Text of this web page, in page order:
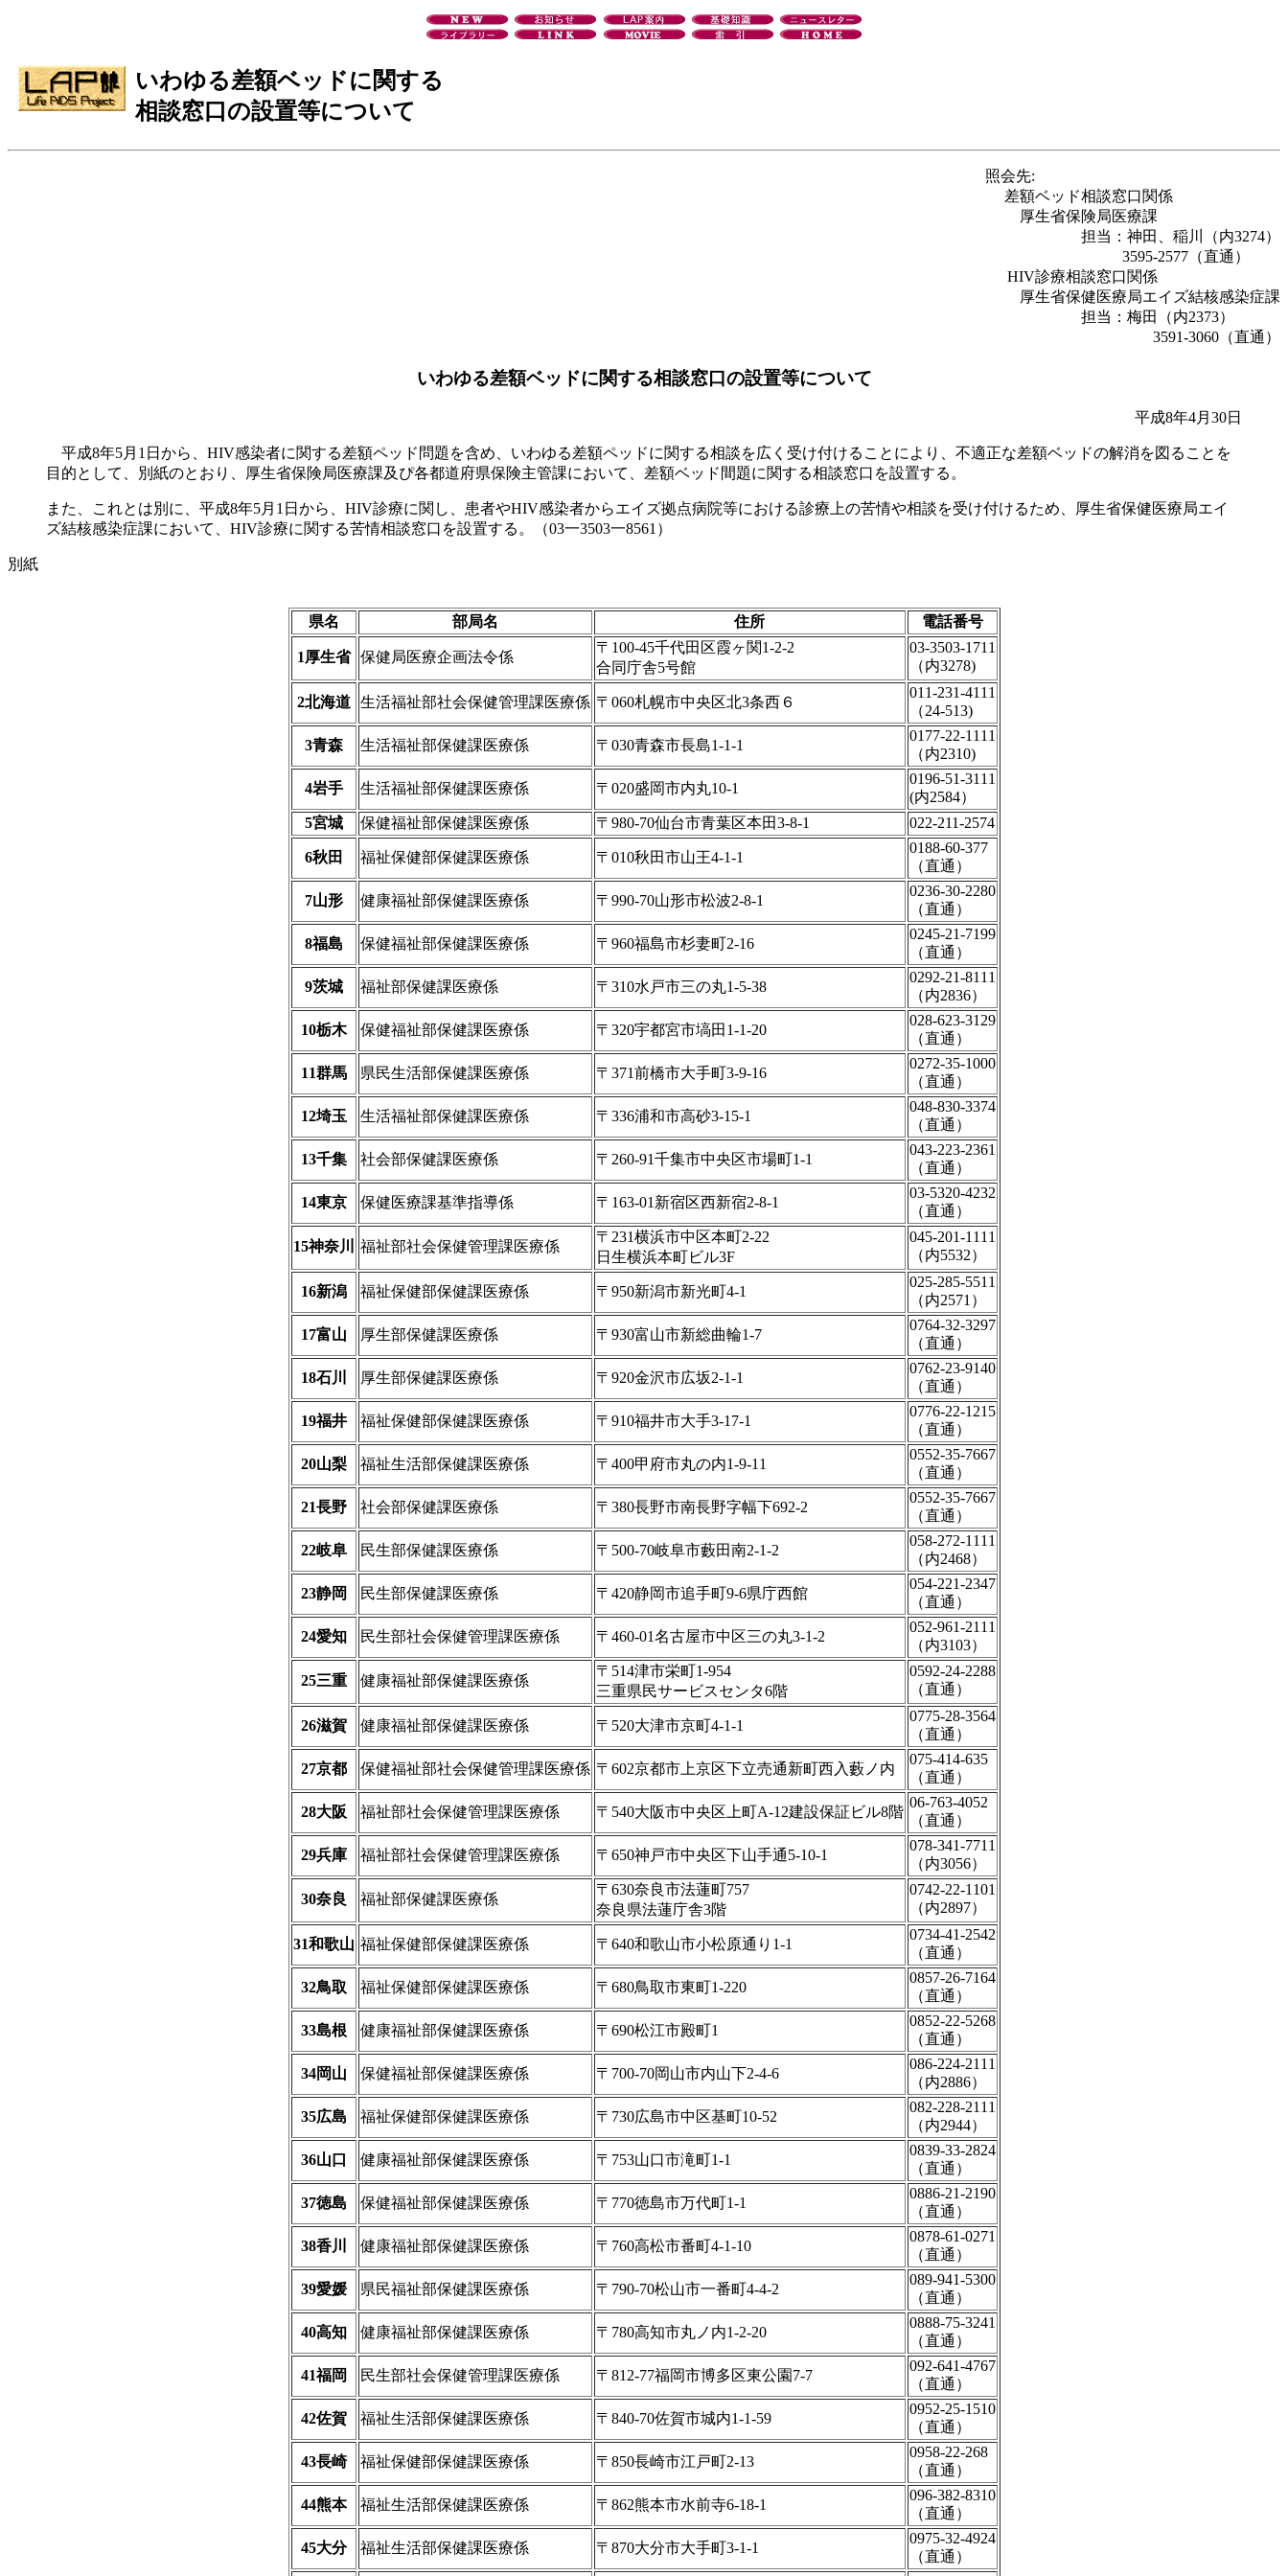
いわゆる差額ベッドに関する
相談窓口の設置等について
照会先:
差額ベッド相談窓口関係
厚生省保険局医療課
担当：神田、稲川（内3274）
3595‐2577（直通）
HIV診療相談窓口関係
厚生省保健医療局エイズ結核感染症課
担当：梅田（内2373）
3591‐3060（直通）
いわゆる差額ベッドに関する相談窓口の設置等について
平成8年4月30日
平成8年5月1日から、HIV感染者に関する差額ペッド問題を含め、いわゆる差額ペッドに関する相談を広く受け付けることにより、不適正な差額ベッドの解消を図ることを
目的として、別紙のとおり、厚生省保険局医療課及ぴ各都道府県保険主管課において、差額ベッド間題に関する相談窓口を設置する。
また、これとは別に、平成8年5月1日から、HIV診療に関し、患者やHIV感染者からエイズ拠点病院等における診療上の苦情や相談を受け付けるため、厚生省保健医療局エイ
ズ結核感染症課において、HIV診療に関する苦情相談窓口を設置する。（03一3503一8561）
別紙
県名 部局名 住所 電話番号
1厚生省 保健局医療企画法令係
〒100-45千代田区霞ヶ関1-2-2
合同庁舎5号館
03-3503-1711
（内3278)
2北海道 生活福祉部社会保健管理課医療係 〒060札幌市中央区北3条西６
011-231-4111
（24-513)
3青森 生活福祉部保健課医療係 〒030青森市長島1-1-1
0177-22-1111
（内2310)
4岩手 生活福祉部保健課医療係 〒020盛岡市内丸10-1
0196-51-3111
(内2584）
5宮城
保健福祉部保健課医療係 〒980-70仙台市青葉区本田3-8-1 022-211-2574
6秋田 福祉保健部保健課医療係 〒010秋田市山王4-1-1
0188-60-377
（直通）
7山形 健康福祉部保健課医療係 〒990-70山形市松波2-8-1
0236-30-2280
（直通）
8福島 保健福祉部保健課医療係 〒960福島市杉妻町2-16
0245-21-7199
（直通）
9茨城 福祉部保健課医療係 〒310水戸市三の丸1-5-38
0292-21-8111
（内2836）
10栃木 保健福祉部保健課医療係 〒320宇都宮市塙田1-1-20
028-623-3129
（直通）
11群馬 県民生活部保健課医療係 〒371前橋市大手町3-9-16
0272-35-1000
（直通）
12埼玉 生活福祉部保健課医療係 〒336浦和市高砂3-15-1
048-830-3374
（直通）
13千集 社会部保健課医療係 〒260-91千集市中央区市場町1-1
043-223-2361
（直通）
14東京 保健医療課基準指導係 〒163-01新宿区西新宿2-8-1
03-5320-4232
（直通）
15神奈川 福祉部社会保健管理課医療係
〒231横浜市中区本町2-22
日生横浜本町ビル3F
045-201-1111
（内5532）
16新潟 福祉保健部保健課医療係 〒950新潟市新光町4-1
025-285-5511
（内2571）
17富山 厚生部保健課医療係 〒930富山市新総曲輪1-7
0764-32-3297
（直通）
18石川 厚生部保健課医療係 〒920金沢市広坂2-1-1
0762-23-9140
（直通）
19福井 福祉保健部保健課医療係 〒910福井市大手3-17-1
0776-22-1215
（直通）
20山梨 福祉生活部保健課医療係 〒400甲府市丸の内1-9-11
0552-35-7667
（直通）
21長野 社会部保健課医療係 〒380長野市南長野字幅下692-2
0552-35-7667
（直通）
22岐阜 民生部保健課医療係 〒500-70岐阜市藪田南2-1-2
058-272-1111
（内2468）
23静岡 民生部保健課医療係 〒420静岡市追手町9-6県庁西館
054-221-2347
（直通）
24愛知 民生部社会保健管理課医療係 〒460-01名古屋市中区三の丸3-1-2
052-961-2111
（内3103）
25三重 健康福祉部保健課医療係
〒514津市栄町1-954
三重県民サービスセンタ6階
0592-24-2288
（直通）
26滋賀 健康福祉部保健課医療係 〒520大津市京町4-1-1
0775-28-3564
（直通）
27京都 保健福祉部社会保健管理課医療係 〒602京都市上京区下立売通新町西入藪ノ内
075-414-635
（直通）
28大阪 福祉部社会保健管理課医療係 〒540大阪市中央区上町A-12建設保証ビル8階
06-763-4052
（直通）
29兵庫 福祉部社会保健管理課医療係 〒650神戸市中央区下山手通5-10-1
078-341-7711
（内3056）
30奈良 福祉部保健課医療係
〒630奈良市法蓮町757
奈良県法蓮庁舎3階
0742-22-1101
（内2897）
31和歌山 福祉保健部保健課医療係 〒640和歌山市小松原通り1-1
0734-41-2542
（直通）
32鳥取 福祉保健部保健課医療係 〒680鳥取市東町1-220
0857-26-7164
（直通）
33島根 健康福祉部保健課医療係 〒690松江市殿町1
0852-22-5268
（直通）
34岡山 保健福祉部保健課医療係 〒700-70岡山市内山下2-4-6
086-224-2111
（内2886）
35広島 福祉保健部保健課医療係 〒730広島市中区基町10-52
082-228-2111
（内2944）
36山口 健康福祉部保健課医療係 〒753山口市滝町1-1
0839-33-2824
（直通）
37徳島 保健福祉部保健課医療係 〒770徳島市万代町1-1
0886-21-2190
（直通）
38香川 健康福祉部保健課医療係 〒760高松市番町4-1-10
0878-61-0271
（直通）
39愛媛 県民福祉部保健課医療係 〒790-70松山市一番町4-4-2
089-941-5300
（直通）
40高知 健康福祉部保健課医療係 〒780高知市丸ノ内1-2-20
0888-75-3241
（直通）
41福岡 民生部社会保健管理課医療係 〒812-77福岡市博多区東公園7-7
092-641-4767
（直通）
42佐賀 福祉生活部保健課医療係 〒840-70佐賀市城内1-1-59
0952-25-1510
（直通）
43長崎 福祉保健部保健課医療係 〒850長崎市江戸町2-13
0958-22-268
（直通）
44熊本 福祉生活部保健課医療係 〒862熊本市水前寺6-18-1
096-382-8310
（直通）
45大分 福祉生活部保健課医療係 〒870大分市大手町3-1-1
0975-32-4924
（直通）